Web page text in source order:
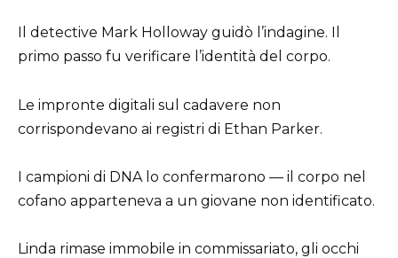
Il detective Mark Holloway guidò l’indagine. Il
primo passo fu verificare l’identità del corpo.
Le impronte digitali sul cadavere non
corrispondevano ai registri di Ethan Parker.
I campioni di DNA lo confermarono — il corpo nel
cofano apparteneva a un giovane non identificato.
Linda rimase immobile in commissariato, gli occhi